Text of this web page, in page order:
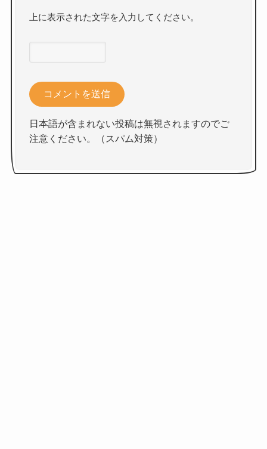
上に表示された文字を入力してください。
日本語が含まれない投稿は無視されますのでご
注意ください。（スパム対策）